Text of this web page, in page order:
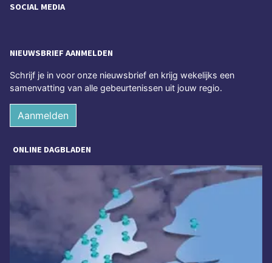
SOCIAL MEDIA
NIEUWSBRIEF AANMELDEN
Schrijf je in voor onze nieuwsbrief en krijg wekelijks een
samenvatting van alle gebeurtenissen uit jouw regio.
Aanmelden
ONLINE DAGBLADEN